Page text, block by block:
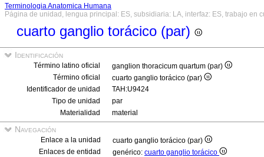
Terminologia Anatomica Humana
Página de unidad, lengua principal: ES, subsidiaria: LA, interfaz: ES, trabajo en
cuarto ganglio torácico (par)
Identificación
Término latino oficial
ganglion thoracicum quartum (par)
Término oficial
cuarto ganglio torácico (par)
Identificador de unidad
TAH:U9424
Tipo de unidad
par
Materialidad
material
Navegación
Enlace a la unidad
cuarto ganglio torácico (par)
Enlaces de entidad
genérico: cuarto ganglio torácico